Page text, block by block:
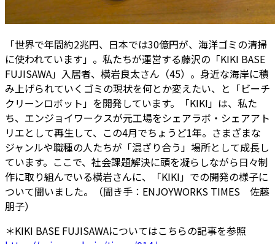
「世界で年間約2兆円、日本では30億円が、海洋ゴミの清掃
に使われています」。私たちが運営する藤沢の「KIKI BASE
FUJISAWA」入居者、横岩良太さん（45）。身近な海岸に積
み上げられていくゴミの現状を何とか変えたい、と「ビーチ
クリーンロボット」を開発しています。「KIKI」は、私た
ち、エンジョイワークスが元工場をシェアラボ・シェアアト
リエとして再生して、この4月でちょうど1年。さまざまな
ジャンルや職種の人たちが「混ざり合う」場所として成長し
ています。ここで、社会課題解決に頭を凝らしながら日々制
作に取り組んでいる横岩さんに、「KIKI」での開発の様子に
ついて聞いました。（聞き手：ENJOYWORKS TIMES 佐藤
朋子）
＊KIKI BASE FUJISAWAについてはこちらの記事を参照